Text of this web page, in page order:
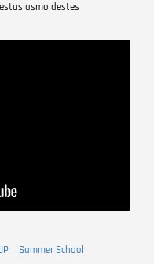
destes
Summer School